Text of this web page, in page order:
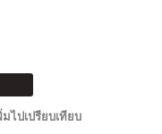
มไปเปรียบเทียบ